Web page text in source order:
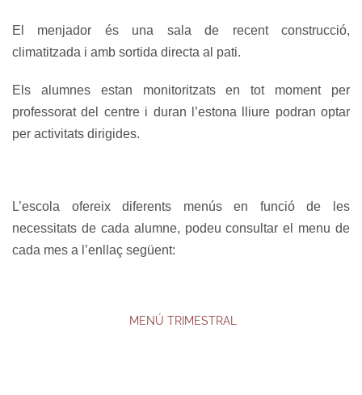
El menjador és una sala de recent construcció,
climatitzada i amb sortida directa al pati.
Els alumnes estan monitoritzats en tot moment per
professorat del centre i duran l’estona lliure podran optar
per activitats dirigides.
L’escola ofereix diferents menús en funció de les
necessitats de cada alumne, podeu consultar el menu de
cada mes a l’enllaç següent:
MENÚ TRIMESTRAL